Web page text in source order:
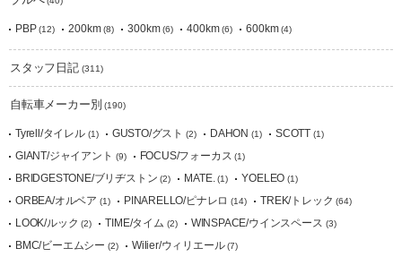
PBP(12) 200km(8) 300km(6) 400km(6) 600km(4)
スタッフ日記(311)
自転車メーカー別 (190)
Tyrell/タイレル(1) GUSTO/グスト (2) DAHON (1) SCOTT (1)
GIANT/ジャイアント (9) FOCUS/フォーカス (1)
BRIDGESTONE/ブリヂストン (2) MATE. (1) YOELEO (1)
ORBEA/オルベア (1) PINARELLO/ピナレロ (14) TREK/トレック (64)
LOOK/ルック (2) TIME/タイム (2) WINSPACE/ウインスペース (3)
BMC/ビーエムシー (2) Wilier/ウィリエール(7)